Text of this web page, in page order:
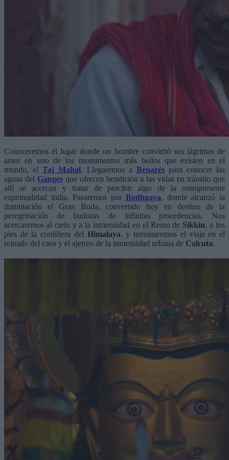
Conoceremos el lugar donde un hombre convirtió sus lágrimas de
amor en uno de los monumentos más bellos que existen en el
mundo, el Taj Mahal. Llegaremos a Benarés para conocer las
aguas del Ganges que ofrecen bendición a las vidas en tránsito que
allí se acercan y tratar de percibir algo de la omnipresente
espiritualidad india. Pasaremos por Bodhgaya, donde alcanzó la
iluminación el Gran Buda, convertido hoy en destino de la
peregrinación de budistas de infinitas procedencias. Nos
acercaremos al cielo y a la inmensidad en el Reino de Sikkin, a los
pies de la cordillera del Himalaya, y terminaremos el viaje en el
reinado del caos y el ajetreo de la inmensidad urbana de Calcuta.